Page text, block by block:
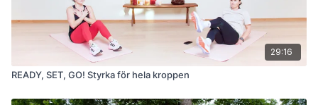
29:16
READY, SET, GO! Styrka för hela kroppen